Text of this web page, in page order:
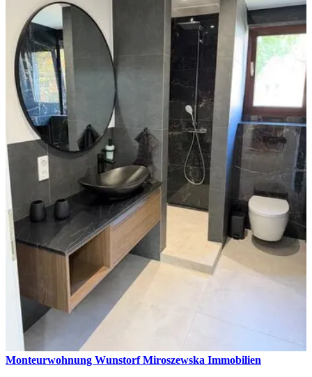
Monteurwohnung Wunstorf Miroszewska Immobilien